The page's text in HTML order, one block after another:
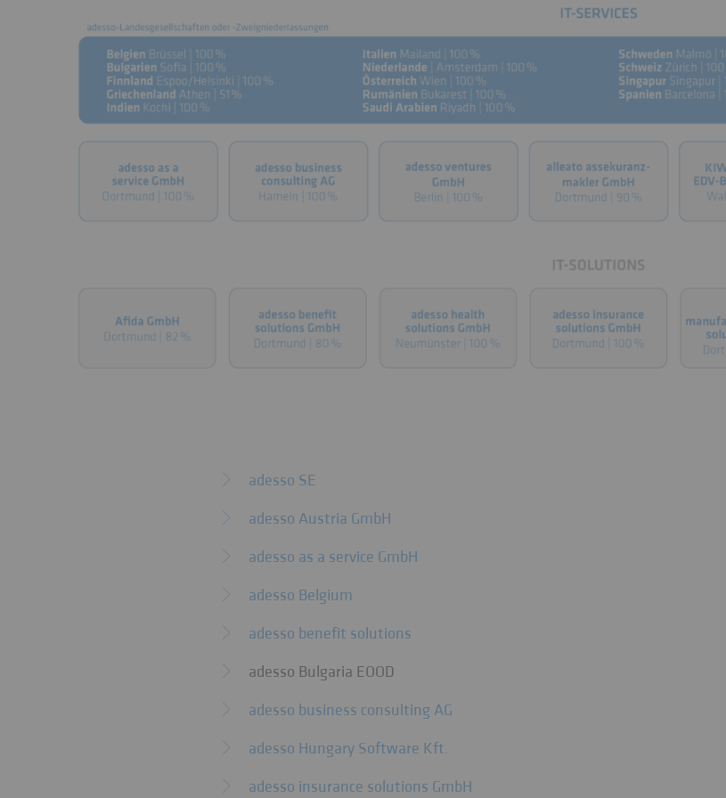
adesso SE
adesso Austria GmbH
adesso as a service GmbH
adesso Belgium
adesso benefit solutions
adesso Bulgaria EOOD
adesso business consulting AG
adesso Hungary Software Kft.
adesso insurance solutions GmbH